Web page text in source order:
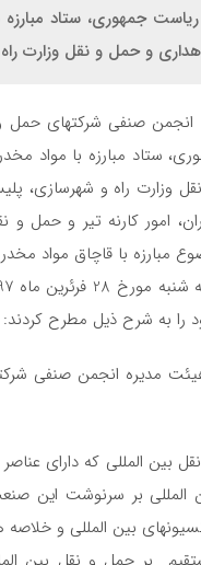
جمهوری، ستاد
و حمل و نقل وزارت
صنفی شرکتهای حمل و
ستاد مبارزه با مواد
وزارت راه و شهرسازی،
امور کارنه تیر و حمل و
با قاچاق مواد مخدر
را به شرح ذیل مطرح کردند:
مدیره انجمن صنفی
بین المللی که دارای
بر سرنوشت این
بین المللی و